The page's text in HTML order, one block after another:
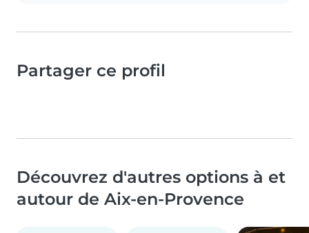
Partager ce profil
Découvrez d'autres options à et
autour de Aix-en-Provence